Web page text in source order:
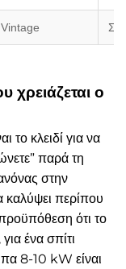
ο
το κλειδί για να
παρά τη
στην
καλύψει περίπου
ότι το
ένα σπίτι
8-10 kW είναι